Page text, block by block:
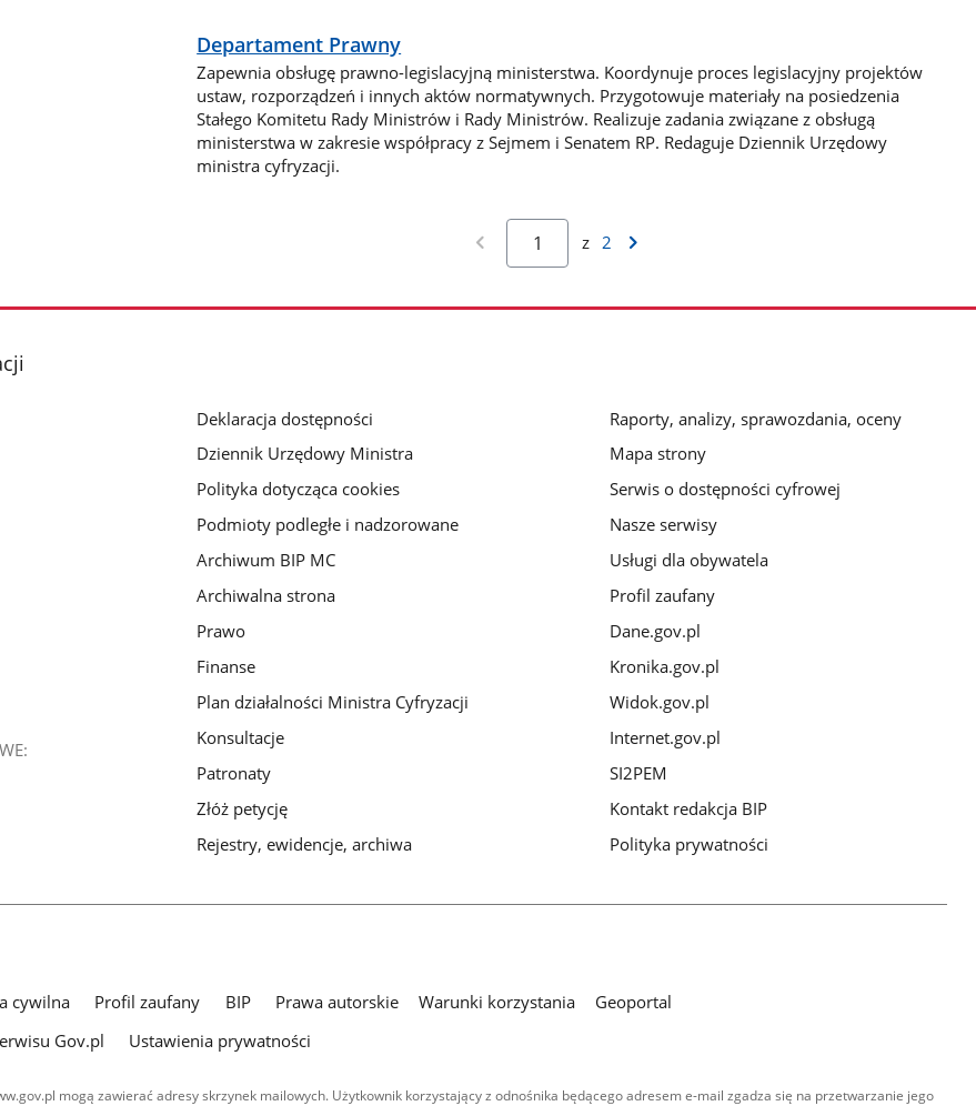
Departament Prawny
Zapewnia obsługę prawno-legislacyjną ministerstwa. Koordynuje proces legislacyjny projektów
ustaw, rozporządzeń i innych aktów normatywnych. Przygotowuje materiały na posiedzenia
Stałego Komitetu Rady Ministrów i Rady Ministrów. Realizuje zadania związane z obsługą
ministerstwa w zakresie współpracy z Sejmem i Senatem RP. Redaguje Dziennik Urzędowy
ministra cyfryzacji.
z 2
Deklaracja dostępności
Dziennik Urzędowy Ministra
Polityka dotycząca cookies
Podmioty podległe i nadzorowane
Archiwum BIP MC
Archiwalna strona
Prawo
Finanse
Plan działalności Ministra Cyfryzacji
Konsultacje
Patronaty
Złóż petycję
Rejestry, ewidencje, archiwa
Raporty, analizy, sprawozdania, oceny
Mapa strony
Serwis o dostępności cyfrowej
Nasze serwisy
Usługi dla obywatela
Profil zaufany
Dane.gov.pl
Kronika.gov.pl
Widok.gov.pl
Internet.gov.pl
SI2PEM
Kontakt redakcja BIP
Polityka prywatności
cywilna Profil zaufany BIP Prawa autorskie Warunki korzystania
Geoportal
Gov.pl
Ustawienia prywatności
mogą zawierać adresy skrzynek mailowych. Użytkownik korzystający z odnośnika będącego adresem e-mail zgadza się na przetwarzanie jego